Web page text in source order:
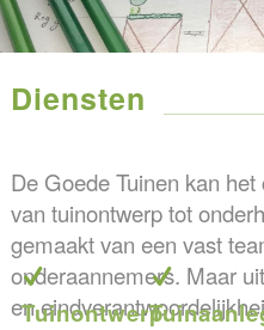
Diensten
De Goede Tuinen kan
van tuinontwerp tot
gemaakt van een vast
onderaannemers. Maar
enTuinontwerp